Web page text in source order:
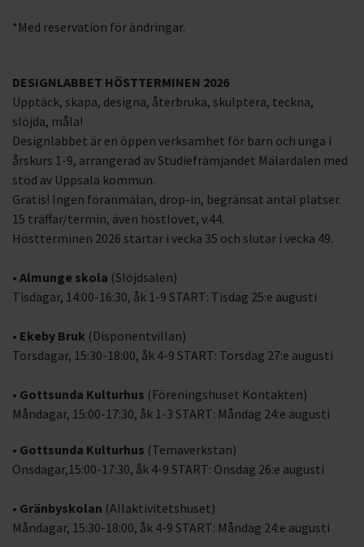
*Med reservation för ändringar.
DESIGNLABBET HÖSTTERMINEN 2026
Upptäck, skapa, designa, återbruka, skulptera, teckna,
slöjda, måla!
Designlabbet är en öppen verksamhet för barn och unga i
årskurs 1-9, arrangerad av Studiefrämjandet Mälardalen med
stöd av Uppsala kommun.
Gratis! Ingen föranmälan, drop-in, begränsat antal platser.
15 träffar/termin, även höstlovet, v.44.
Höstterminen 2026 startar i vecka 35 och slutar i vecka 49.
• Almunge skola (Slöjdsalen)
Tisdagar, 14:00-16:30, åk 1-9 START: Tisdag 25:e augusti
• Ekeby Bruk (Disponentvillan)
Torsdagar, 15:30-18:00, åk 4-9 START: Torsdag 27:e augusti
• Gottsunda Kulturhus (Föreningshuset Kontakten)
Måndagar, 15:00-17:30, åk 1-3 START: Måndag 24:e augusti
• Gottsunda Kulturhus (Temaverkstan)
Onsdagar,15:00-17:30, åk 4-9 START: Onsdag 26:e augusti
• Gränbyskolan (Allaktivitetshuset)
Måndagar, 15:30-18:00, åk 4-9 START: Måndag 24:e augusti